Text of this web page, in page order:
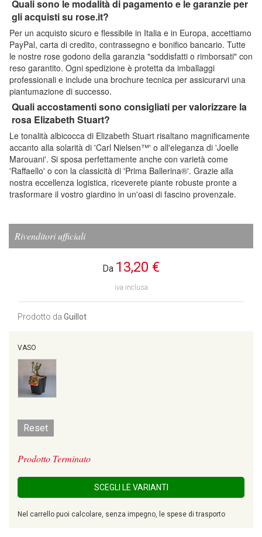
Quali sono le modalità di pagamento e le garanzie per
gli acquisti su rose.it?
Per un acquisto sicuro e flessibile in Italia e in Europa, accettiamo
PayPal, carta di credito, contrassegno e bonifico bancario. Tutte
le nostre rose godono della garanzia "soddisfatti o rimborsati" con
reso garantito. Ogni spedizione è protetta da imballaggi
professionali e include una brochure tecnica per assicurarvi una
piantumazione di successo.
Quali accostamenti sono consigliati per valorizzare la
rosa Elizabeth Stuart?
Le tonalità albicocca di Elizabeth Stuart risaltano magnificamente
accanto alla solarità di 'Carl Nielsen™' o all'eleganza di 'Joelle
Marouani'. Si sposa perfettamente anche con varietà come
'Raffaello' o con la classicità di 'Prima Ballerina®'. Grazie alla
nostra eccellenza logistica, riceverete piante robuste pronte a
trasformare il vostro giardino in un'oasi di fascino provenzale.
Rivenditori ufficiali
Da 13,20 €
iva inclusa
Prodotto da Guillot
VASO
Reset
Prodotto Terminato
SCEGLI LE VARIANTI
Nel carrello puoi calcolare, senza impegno, le spese di trasporto